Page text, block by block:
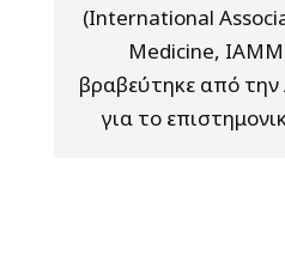
(International
Medicine,
βραβεύτηκε από
για το